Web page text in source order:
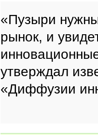
«Пузыри
рынок, и
утверждал
«Диффузии